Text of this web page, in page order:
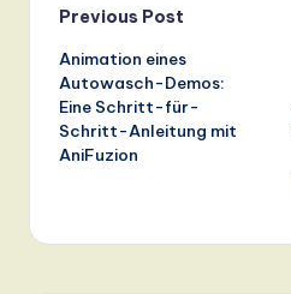
Post
navigation
Previous Post
Animation eines
Autowasch-Demos:
Eine Schritt-für-
Schritt-Anleitung mit
AniFuzion